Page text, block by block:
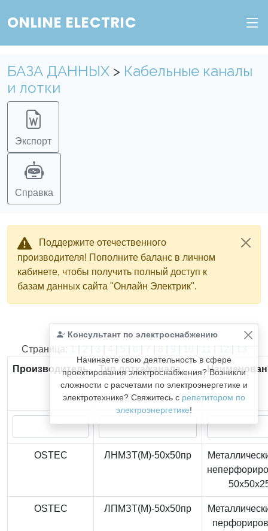
ONLINE ELECTRIC
БАЗА ДАННЫХ > Кабельные каналы
и лотки
Экспорт
Справка
Поддержите отечественного
производителя! Пополните баланс в личном
кабинете, чтобы получить полный доступ к
базам данных сайта "Онлайн Электрик".
Консультант по электроснабжению
Начинаете свою деятельность в сфере
проектирования электроснабжения? Возникли
сложности с расчетами по электроэнергетике и
электротехнике? Свяжитесь с репетитором по
электроэнергетике!
Найдено366из366записей.
Страница: 1 | 2 | 3 | 4 | 5 | 6 | 7 | 8 | 9 | 10 | 11 | 12 | 13
Производитель
Тип лотка/канала
OSTEC ЛНМЗТ(М)-50x50пр
OSTEC ЛПМЗТ(М)-50x50пр
Пополните баланс в личном кабинете, чтобы
получить доступ ко всем сервисам "Онлайн